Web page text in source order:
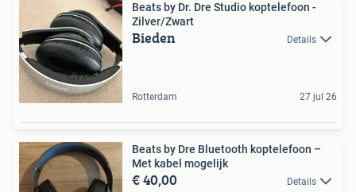
Beats by Dr. Dre Studio koptelefoon -
Zilver/Zwart
Bieden Details
Rotterdam 27 jul 26
Beats by Dre Bluetooth koptelefoon –
Met kabel mogelijk
€ 40,00 Details